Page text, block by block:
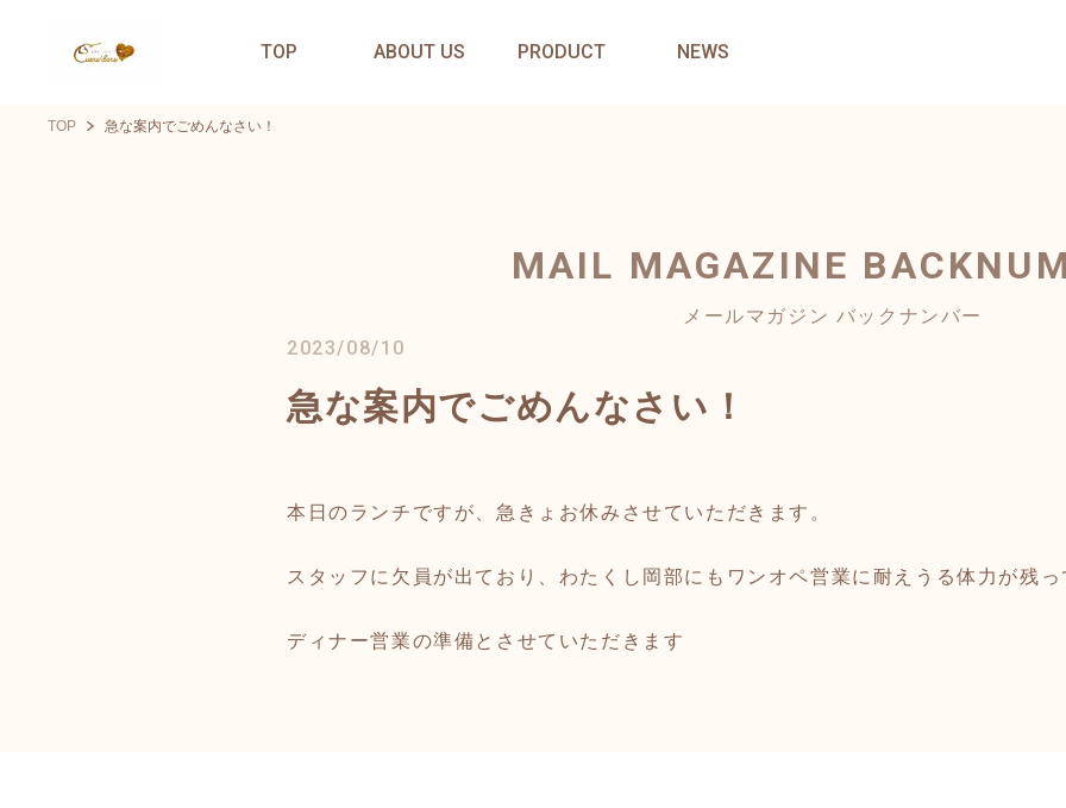
TOP ABOUT US PRODUCT NEWS
TOP 急な案内でごめんなさい！
MAIL MAGAZINE
メールマガジン バックナンバー
2023/08/10
急な案内でごめんなさい！
本日のランチですが、急きょお休みさせていただきます。
スタッフに欠員が出ており、わたくし岡部にもワンオペ営業に耐えうる体力が残
ディナー営業の準備とさせていただきます